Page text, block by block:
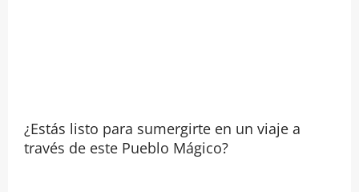
¿Estás listo para sumergirte en un viaje a
través de este Pueblo Mágico?